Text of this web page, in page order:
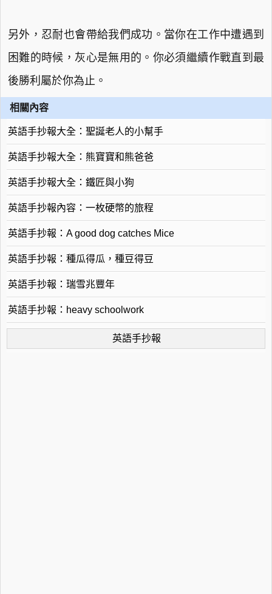
另外，忍耐也會帶給我們成功。當你在工作中遭遇到
困難的時候，灰心是無用的。你必須繼續作戰直到最
後勝利屬於你為止。
相關內容
英語手抄報大全：聖誕老人的小幫手
英語手抄報大全：熊寶寶和熊爸爸
英語手抄報大全：鐵匠與小狗
英語手抄報內容：一枚硬幣的旅程
英語手抄報：A good dog catches Mice
英語手抄報：種瓜得瓜，種豆得豆
英語手抄報：瑞雪兆豐年
英語手抄報：heavy schoolwork
英語手抄報